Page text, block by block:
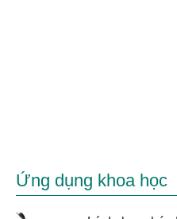
Ứng dụng khoa học